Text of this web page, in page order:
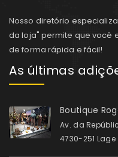
Nosso diretório
da loja" permite que você
de forma rápida e fácil!
As últimas
Boutique
Av. da
4730-251 Lage